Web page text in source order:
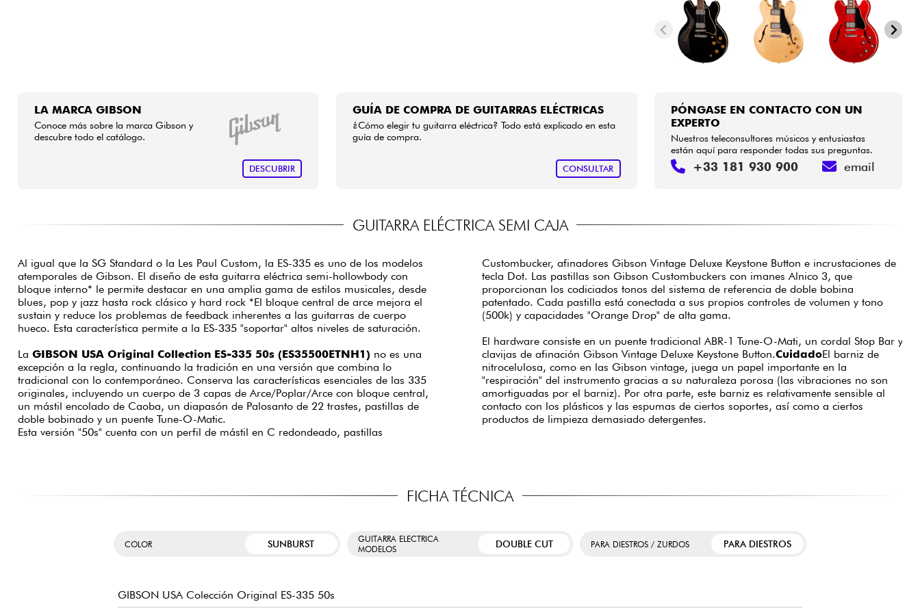
LA MARCA GIBSON
Conoce más sobre la marca Gibson y
descubre todo el catálogo.
DESCUBRIR
GUÍA DE COMPRA DE GUITARRAS ELÉCTRICAS
¿Cómo elegir tu guitarra eléctrica? Todo está explicado en esta
guía de compra.
CONSULTAR
PÓNGASE EN CONTACTO CON UN
EXPERTO
Nuestros teleconsultores músicos y entusiastas
están aquí para responder todas sus preguntas.
+33 181 930 900 email
GUITARRA ELÉCTRICA SEMI CAJA
Al igual que la SG Standard o la Les Paul Custom, la ES-335 es uno de los modelos
atemporales de Gibson. El diseño de esta guitarra eléctrica semi-hollowbody con
bloque interno* le permite destacar en una amplia gama de estilos musicales, desde
blues, pop y jazz hasta rock clásico y hard rock *El bloque central de arce mejora el
sustain y reduce los problemas de feedback inherentes a las guitarras de cuerpo
hueco. Esta característica permite a la ES-335 "soportar" altos niveles de saturación.
La GIBSON USA Original Collection ES-335 50s (ES35500ETNH1) no es una
excepción a la regla, continuando la tradición en una versión que combina lo
tradicional con lo contemporáneo. Conserva las características esenciales de las 335
originales, incluyendo un cuerpo de 3 capas de Arce/Poplar/Arce con bloque central,
un mástil encolado de Caoba, un diapasón de Palosanto de 22 trastes, pastillas de
doble bobinado y un puente Tune-O-Matic.
Esta versión "50s" cuenta con un perfil de mástil en C redondeado, pastillas
Custombucker, afinadores Gibson Vintage Deluxe Keystone Button e incrustaciones de
tecla Dot. Las pastillas son Gibson Custombuckers con imanes Alnico 3, que
proporcionan los codiciados tonos del sistema de referencia de doble bobina
patentado. Cada pastilla está conectada a sus propios controles de volumen y tono
(500k) y capacidades "Orange Drop" de alta gama.
El hardware consiste en un puente tradicional ABR-1 Tune-O-Mati, un cordal Stop Bar y
clavijas de afinación Gibson Vintage Deluxe Keystone Button.CuidadoEl barniz de
nitrocelulosa, como en las Gibson vintage, juega un papel importante en la
"respiración" del instrumento gracias a su naturaleza porosa (las vibraciones no son
amortiguadas por el barniz). Por otra parte, este barniz es relativamente sensible al
contacto con los plásticos y las espumas de ciertos soportes, así como a ciertos
productos de limpieza demasiado detergentes.
FICHA TÉCNICA
COLOR SUNBURST
GUITARRA ELECTRICA
MODELOS
DOUBLE CUT PARA DIESTROS / ZURDOS PARA DIESTROS
GIBSON USA Colección Original ES-335 50s